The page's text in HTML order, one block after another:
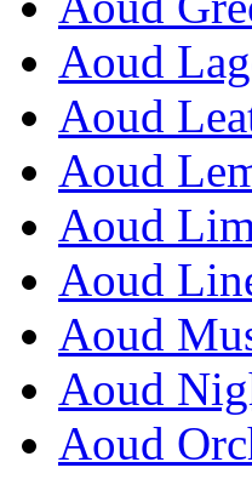
Aoud
Aoud
Aoud
Aoud
Aoud
Aoud
Aoud
Aoud